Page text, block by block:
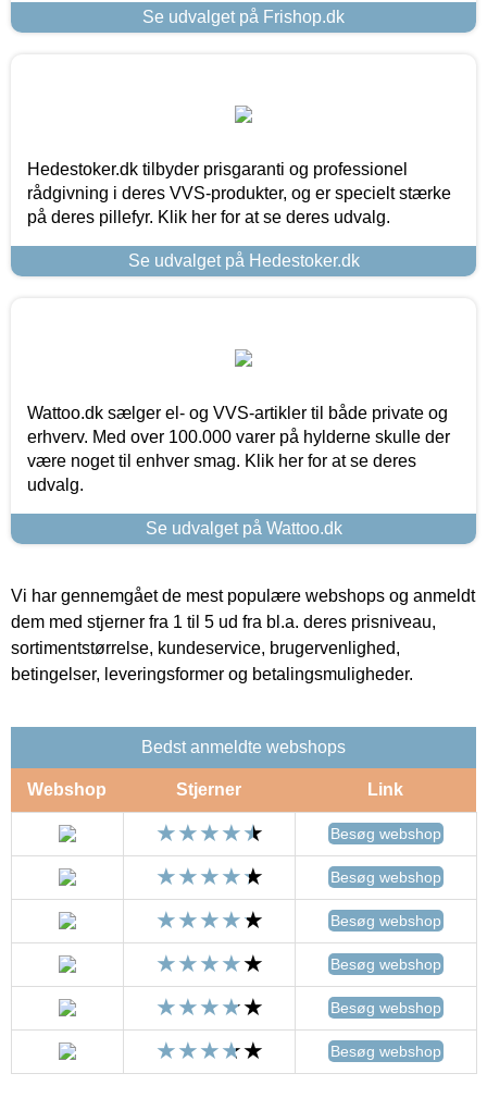
Se udvalget på Frishop.dk
Hedestoker.dk tilbyder prisgaranti og professionel
rådgivning i deres VVS-produkter, og er specielt stærke
på deres pillefyr. Klik her for at se deres udvalg.
Se udvalget på Hedestoker.dk
Wattoo.dk sælger el- og VVS-artikler til både private og
erhverv. Med over 100.000 varer på hylderne skulle der
være noget til enhver smag. Klik her for at se deres
udvalg.
Se udvalget på Wattoo.dk
Vi har gennemgået de mest populære webshops og anmeldt
dem med stjerner fra 1 til 5 ud fra bl.a. deres prisniveau,
sortimentstørrelse, kundeservice, brugervenlighed,
betingelser, leveringsformer og betalingsmuligheder.
Bedst anmeldte webshops
Webshop Stjerner Link
Besøg webshop
Besøg webshop
Besøg webshop
Besøg webshop
Besøg webshop
Besøg webshop